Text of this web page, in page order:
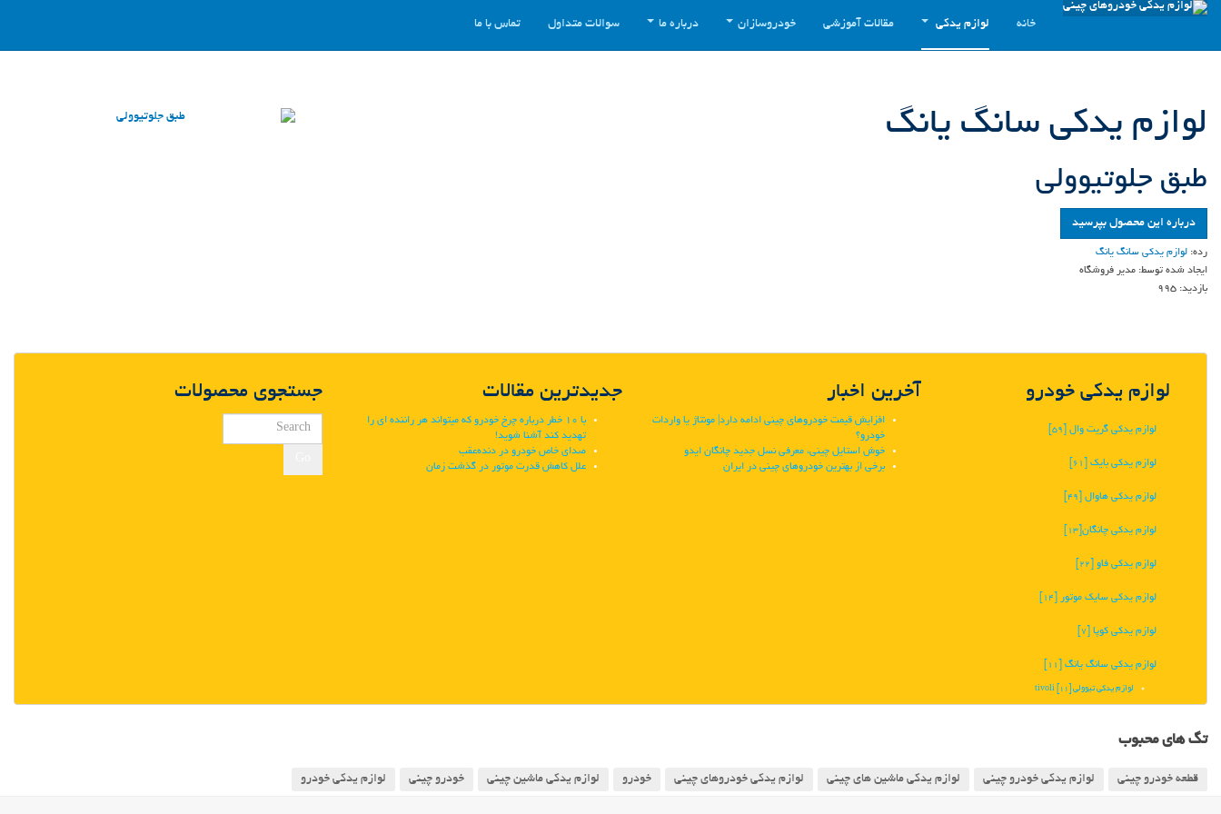
خانه لوازم یدکی مقالات آموزشی خودروسازان درباره ما سوالات متداول تماس با ما
لوازم یدکی سانگ یانگ
طبق جلوتیوولی
درباره این محصول بپرسید
رده: لوازم یدکی سانگ یانگ
ایجاد شده توسط: مدیر فروشگاه
بازدید: 995
لوازم یدکی خودرو
لوازم یدکی گریت وال
لوازم یدکی بایک
لوازم یدکی هاوال
لوازم یدکی چانگان‬‎ [13]
لوازم یدکی فاو
لوازم یدکی سایک موتور
لوازم یدکی کوپا
لوازم یدکی سانگ یانگ
لوازم یدکی تیوولی tivoli [11]
آخرین اخبار
افزایش قیمت خودروهای چینی ادامه دارد| مونتاژ یا واردات
خودرو؟
خوش استایل چینی، معرفی نسل جدید چانگان ایدو
برخی از بهترین خودروهای چینی در ایران
جدیدترین مقالات
با 10 خطر درباره چرخ خودرو که میتواند هر راننده ای را
تهدید کند آشنا شوید!
صدای خاص خودرو در دنده‌عقب
علل کاهش قدرت موتور در گذشت زمان
جستجوی محصولات
تگ های محبوب
قطعه خودرو چینی لوازم یدکی خودرو چینی لوازم یدکی ماشین های چینی لوازم یدکی خودروهای چینی خودرو لوازم یدکی ماشین چینی خودرو چینی لوازم یدکی خودرو